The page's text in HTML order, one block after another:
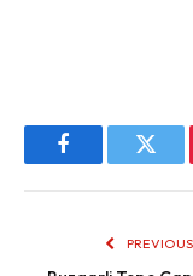
Facebook